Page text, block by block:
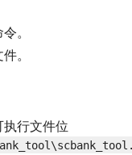
。
。
行文件位